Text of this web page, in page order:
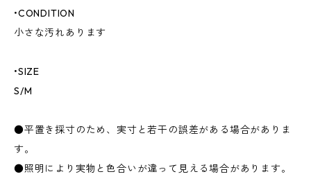
•CONDITION
小さな汚れあります
•SIZE
S/M
●平置き採寸のため、実寸と若干の誤差がある場合がありま
す。
●照明により実物と色合いが違って見える場合があります。